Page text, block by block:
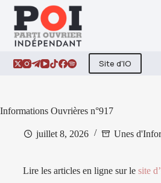
Passer
contenu
Site d'IO
Informations Ouvrières n°917
juillet 8, 2026 Unes
Lire les articles en ligne sur le site d’